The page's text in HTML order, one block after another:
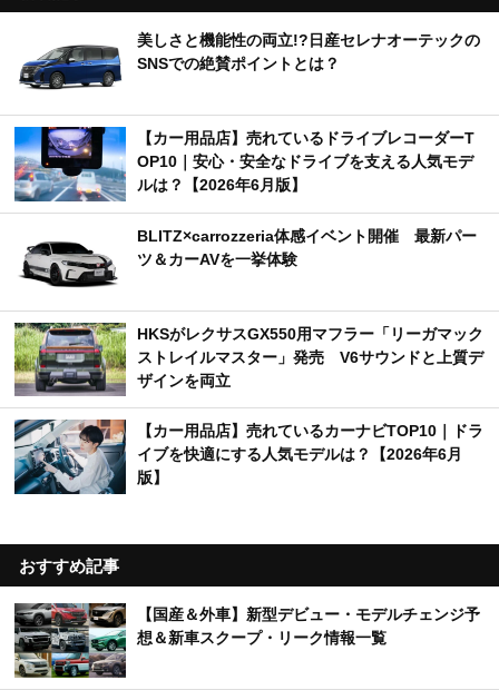
美しさと機能性の両立!?日産セレナオーテックの
SNSでの絶賛ポイントとは？
【カー用品店】売れているドライブレコーダーT
OP10｜安心・安全なドライブを支える人気モデ
ルは？【2026年6月版】
BLITZ×carrozzeria体感イベント開催 最新パー
ツ＆カーAVを一挙体験
HKSがレクサスGX550用マフラー「リーガマック
ストレイルマスター」発売 V6サウンドと上質デ
ザインを両立
【カー用品店】売れているカーナビTOP10｜ドラ
イブを快適にする人気モデルは？【2026年6月
版】
おすすめ記事
【国産＆外車】新型デビュー・モデルチェンジ予
想＆新車スクープ・リーク情報一覧